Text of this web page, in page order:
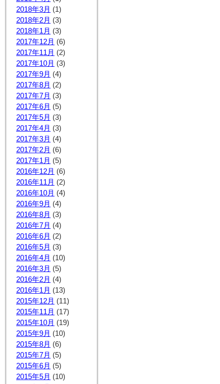
2018年3月 (1)
2018年2月 (3)
2018年1月 (3)
2017年12月 (6)
2017年11月 (2)
2017年10月 (3)
2017年9月 (4)
2017年8月 (2)
2017年7月 (3)
2017年6月 (5)
2017年5月 (3)
2017年4月 (3)
2017年3月 (4)
2017年2月 (6)
2017年1月 (5)
2016年12月 (6)
2016年11月 (2)
2016年10月 (4)
2016年9月 (4)
2016年8月 (3)
2016年7月 (4)
2016年6月 (2)
2016年5月 (3)
2016年4月 (10)
2016年3月 (5)
2016年2月 (4)
2016年1月 (13)
2015年12月 (11)
2015年11月 (17)
2015年10月 (19)
2015年9月 (10)
2015年8月 (6)
2015年7月 (5)
2015年6月 (5)
2015年5月 (10)